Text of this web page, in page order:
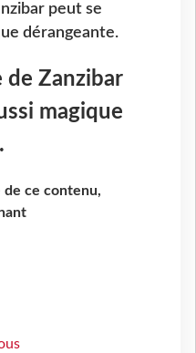
peut se
dérangeante.
de Zanzibar
magique
de ce contenu,